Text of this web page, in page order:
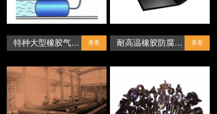
特种大型橡胶气… 查看 耐高温橡胶防腐… 查看